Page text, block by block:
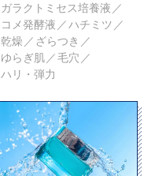
ガラクトミセス培養液
コメ発酵液
ハチミツ
乾燥
ざらつき
ゆらぎ肌
毛穴
ハリ・弾力